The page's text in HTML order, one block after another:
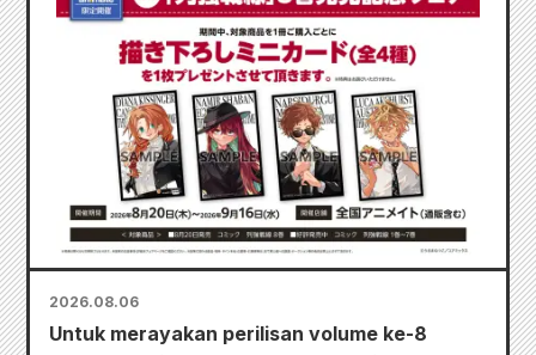
2026.08.06
Untuk merayakan perilisan volume ke-8